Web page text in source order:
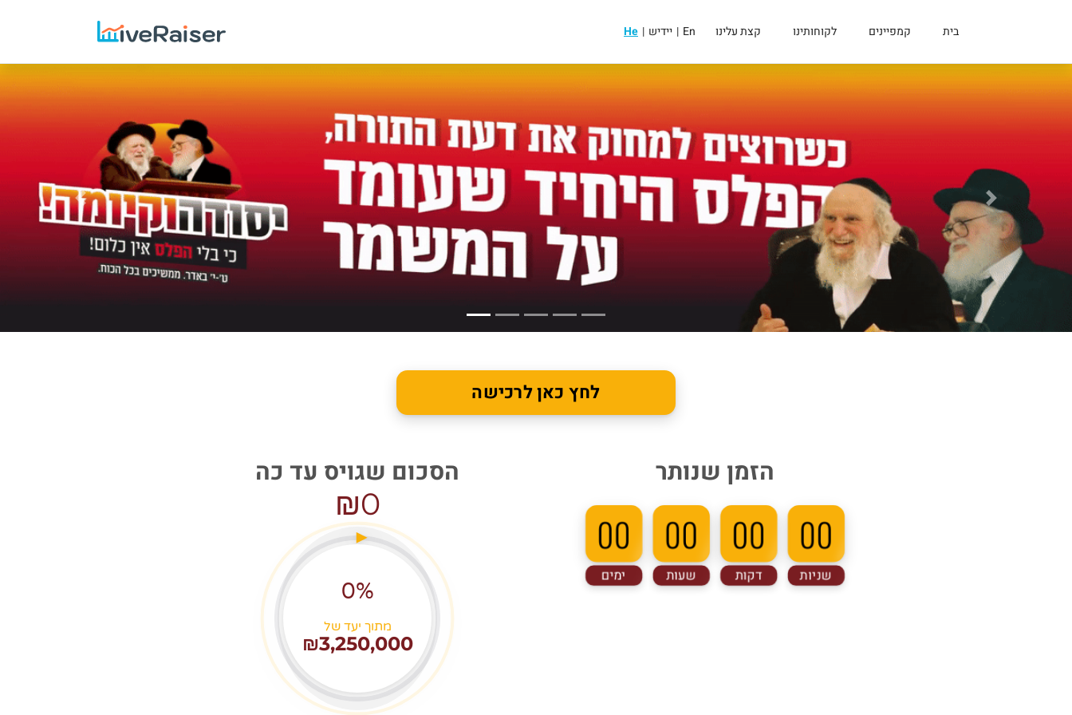
בית קמפיינים לקוחותינו קצת עלינו En
| יידיש |
He
הקודם הבא
לחץ כאן לרכישה
הזמן שנותר
00
שניות
00
דקות
00
שעות
00
ימים
הסכום שגויס עד כה
₪0
0%
מתוך יעד של
₪3,250,000